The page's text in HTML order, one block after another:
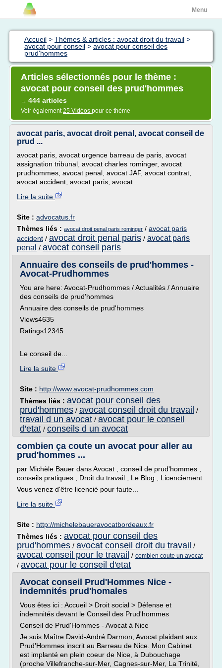
Menu
Accueil > Thèmes & articles : avocat droit du travail >
avocat pour conseil > avocat pour conseil des
prud'hommes
Articles sélectionnés pour le thème :
avocat pour conseil des prud'hommes
→ 444 articles
Voir également25 Vidéos pour ce thème
avocat paris, avocat droit penal, avocat conseil de
prud ...
avocat paris, avocat urgence barreau de paris, avocat
assignation tribunal, avocat charles rominger, avocat
prudhommes, avocat penal, avocat JAF, avocat contrat,
avocat accident, avocat paris, avocat...
Lire la suite
Site : advocatus.fr
Thèmes liés : avocat droit penal paris rominger / avocat paris
accident / avocat droit penal paris / avocat paris
penal / avocat conseil paris
Annuaire des conseils de prud'hommes -
Avocat-Prudhommes
You are here: Avocat-Prudhommes / Actualités / Annuaire
des conseils de prud'hommes
Annuaire des conseils de prud'hommes
Views4635
Ratings12345
Le conseil de...
Lire la suite
Site : http://www.avocat-prudhommes.com
Thèmes liés : avocat pour conseil des
prud'hommes / avocat conseil droit du travail /
travail d un avocat / avocat pour le conseil
d'etat / conseils d un avocat
combien ça coute un avocat pour aller au
prud'hommes ...
par Michèle Bauer dans Avocat , conseil de prud'hommes ,
conseils pratiques , Droit du travail , Le Blog , Licenciement
Vous venez d'être licencié pour faute...
Lire la suite
Site : http://michelebaueravocatbordeaux.fr
Thèmes liés : avocat pour conseil des
prud'hommes / avocat conseil droit du travail /
avocat conseil pour le travail / combien coute un avocat
/ avocat pour le conseil d'etat
Avocat conseil Prud'Hommes Nice -
indemnités prud'homales
Vous êtes ici : Accueil > Droit social > Défense et
indemnités devant le Conseil des Prud'hommes
Conseil de Prud'Hommes - Avocat à Nice
Je suis Maître David-André Darmon, Avocat plaidant aux
Prud'Hommes inscrit au Barreau de Nice. Mon Cabinet
est implanté en plein coeur de Nice, à Dubouchage
(proche Villefranche-sur-Mer, Cagnes-sur-Mer, La Trinité,